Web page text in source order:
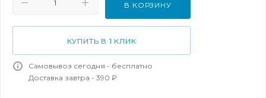
В КОРЗИНУ
КУПИТЬ В 1 КЛИК
Самовывоз сегодня - бесплатно
Доставка завтра - 390 ₽